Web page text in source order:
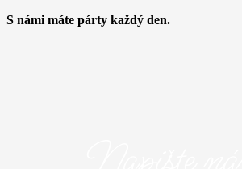
S námi máte párty každý den.